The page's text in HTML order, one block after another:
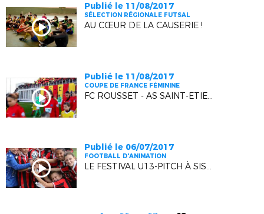
Publié le 11/08/2017
SÉLECTION RÉGIONALE FUTSAL
AU CŒUR DE LA CAUSERIE !
Publié le 11/08/2017
COUPE DE FRANCE FÉMININE
FC ROUSSET - AS SAINT-ETIENNE (1/8 FINALE)
Publié le 06/07/2017
FOOTBALL D'ANIMATION
LE FESTIVAL U13-PITCH À SISTERON